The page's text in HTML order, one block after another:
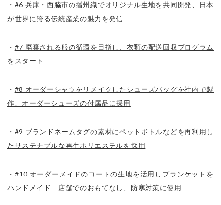
・ #6 兵庫・西脇市の播州織でオリジナル生地を共同開発、日本
が世界に誇る伝統産業の魅力を発信
・ #7 廃棄される服の循環を目指し、衣類の配送回収プログラム
をスタート
・ #8 オーダーシャツをリメイクしたシューズバッグを社内で製
作、オーダーシューズの付属品に採用
・ #9 ブランドネームタグの素材にペットボトルなどを再利用し
たサステナブルな再生ポリエステルを採用
・ #10 オーダーメイドのコートの生地を活用しブランケットを
ハンドメイド　店舗でのおもてなし、防寒対策に使用